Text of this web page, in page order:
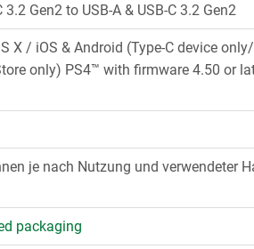
Gen2 to USB-A & USB-C 3.2 Gen2
X / iOS & Android (Type-C device
only) PS4™ with firmware 4.50 or
je nach Nutzung und verwendeter
packaging